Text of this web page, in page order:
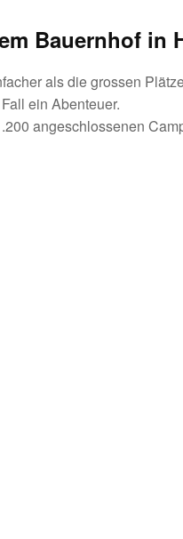
Bauernhof in
als die grossen
ein Abenteuer.
angeschlossenen